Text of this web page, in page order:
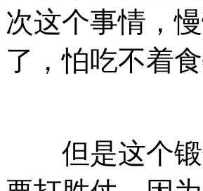
次这个事情，
了，怕吃不着
但是这个锻